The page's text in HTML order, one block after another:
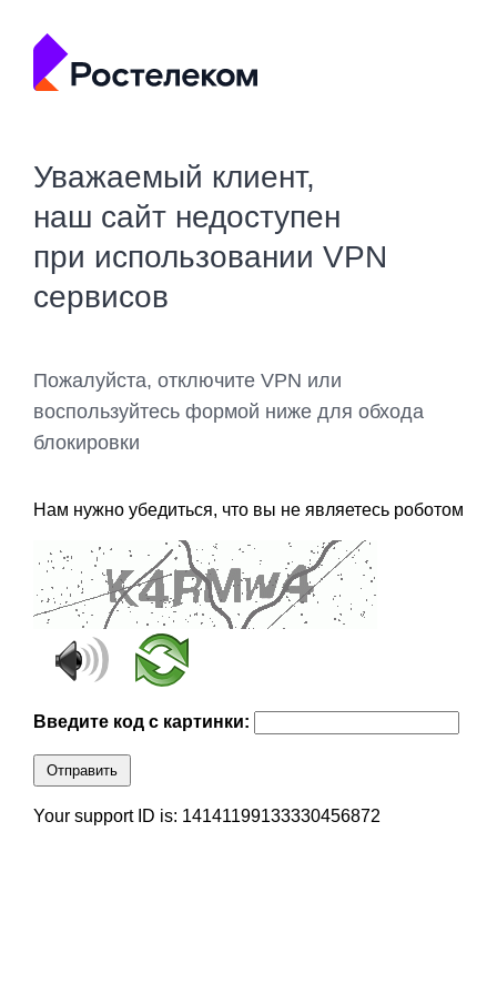
Уважаемый клиент,
наш сайт недоступен
при использовании VPN
сервисов
Пожалуйста, отключите VPN или
воспользуйтесь формой ниже для обхода
блокировки
Нам нужно убедиться, что вы не являетесь роботом
Введите код с картинки:
Отправить
Your support ID is: 14141199133330456872